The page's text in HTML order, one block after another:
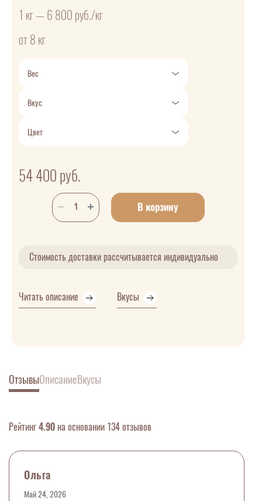
1 кг — 6 800 руб./кг
от 8 кг
Вес
Вкус
Цвет
54 400 руб.
В корзину
Стоимость доставки рассчитывается индивидуально
Читать описание Вкусы
ОтзывыОписаниеВкусы
Рейтинг4.90 на основании 134 отзывов
Ольга
Май 24, 2026